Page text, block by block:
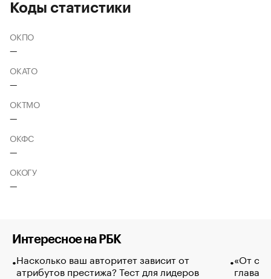
Коды статистики
ОКПО
—
ОКАТО
—
ОКТМО
—
ОКФС
—
ОКОГУ
—
Интересное на РБК
Насколько ваш авторитет зависит от
атрибутов престижа? Тест для лидеров
«От
глава